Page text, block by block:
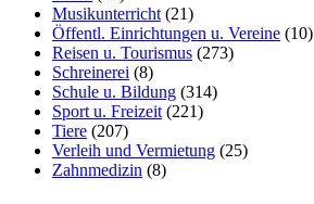
Musikunterricht (21)
Öffentl. Einrichtungen u. Vereine (10)
Reisen u. Tourismus (273)
Schreinerei (8)
Schule u. Bildung (314)
Sport u. Freizeit (221)
Tiere (207)
Verleih und Vermietung (25)
Zahnmedizin (8)